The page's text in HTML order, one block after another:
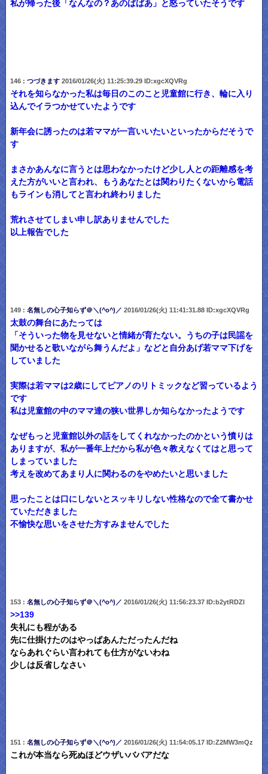
私が帰った後「なんなの？あのばばあ」と怒っていたそうです
146 : つづきます2016/01/26(火) 11:25:39.29 ID:xgcXQVRg
それを知らなかった私は毎日のこのこと児童館に行き、輪に入り
込んでイラつかせていたようです
新年会に誘ったのは若ママが一言いいたいといったからだそうで
す
まさかあんなに言うとは思わなかったけど少し人との距離感を考
えた方がいいと言われ、もうあなたとは関わりたくないから電話
もラインも消してと言われ終わりました
荒れさせてしまい申し訳ありませんでした
以上報告でした
149 : 名無しの心子知らず＠＼(^o^)／ 2016/01/26(火) 11:41:31.88 ID:xgcXQVRg
太鼓の舞台にあたっては
「そういった物を見せないと情緒が育たない。うちの子は民謡を
聞かせると歌いながら舞うんだよ」などと自分あげ若ママ下げを
していました
実際は若ママは2歳にしてピアノのリトミックなど習っているよう
です
私は児童館の中のママ達の狭い世界しか知らなかったようです
なぜもっと児童館以外の話をしてくれなかったのかという憤りは
ありますが、私が一番年上だから私が色々教えなくてはと思って
しまっていました
考えを改めてあまり人に関わるのをやめたいと思いました
思ったことは口にしないとスッキリしない性格なので全て書かせ
ていただきました
不愉快な思いをさせた方すみませんでした
153 : 名無しの心子知らず＠＼(^o^)／ 2016/01/26(火) 11:56:23.37 ID:b2ytRDZl
>>139
失礼にも程がある
先に仕掛けたのはやっぱあんただったんだね
ならあれぐらい言われても仕方がないわね
少しは反省しなさい
151 : 名無しの心子知らず＠＼(^o^)／ 2016/01/26(火) 11:54:05.17 ID:Z2MW3mQz
これが本当なら死ぬほどウザいババアだな